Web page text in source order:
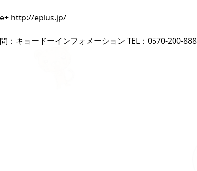
e+ http://eplus.jp/
問：キョードーインフォメーション TEL：0570-200-888